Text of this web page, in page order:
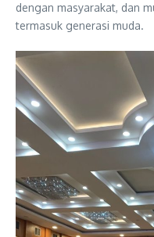
dengan masyarakat, dan
termasuk generasi muda.